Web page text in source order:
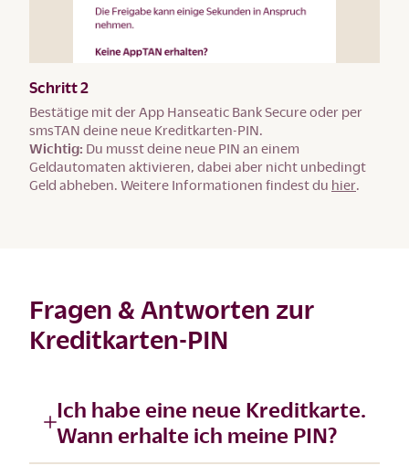
Schritt 2
Bestätige mit der App Hanseatic Bank Secure oder per
smsTAN deine neue Kreditkarten-PIN.
Wichtig: Du musst deine neue PIN an einem
Geldautomaten aktivieren, dabei aber nicht unbedingt
Geld abheben. Weitere Informationen findest du hier
Fragen & Antworten zur
Kreditkarten-PIN
Ich habe eine neue Kreditkarte.
Wann erhalte ich meine PIN?